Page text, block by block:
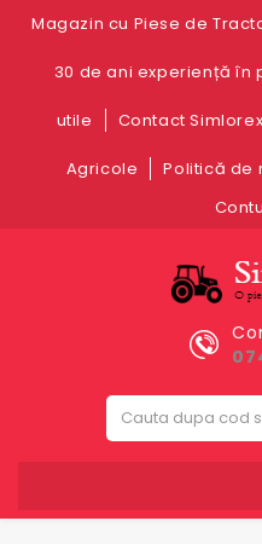
Magazin cu Piese de
30 de ani experiență în
utile Contact
Agricole
Politică de